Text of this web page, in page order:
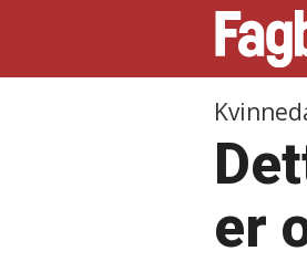
er